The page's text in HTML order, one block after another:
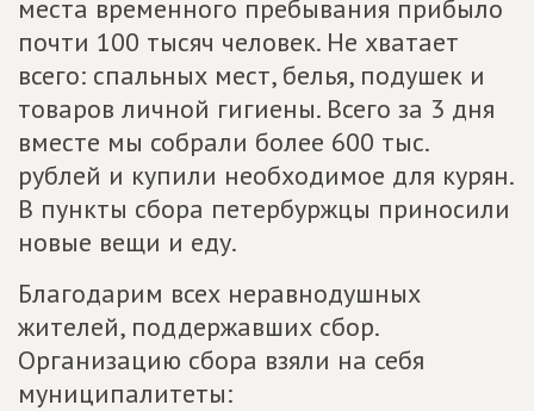
места временного пребывания прибыло
почти 100 тысяч человек. Не хватает
всего: спальных мест, белья, подушек и
товаров личной гигиены. Всего за 3 дня
вместе мы собрали более 600 тыс.
рублей и купили необходимое для курян.
В пункты сбора петербуржцы приносили
новые вещи и еду.
Благодарим всех неравнодушных
жителей, поддержавших сбор.
Организацию сбора взяли на себя
муниципалитеты: